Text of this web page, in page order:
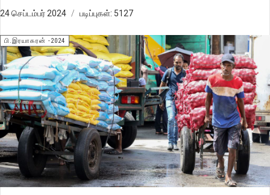
24 செப்டம்பர் 2024 படிப்புகள்: 5127
பி.இரயாகரன் -2024